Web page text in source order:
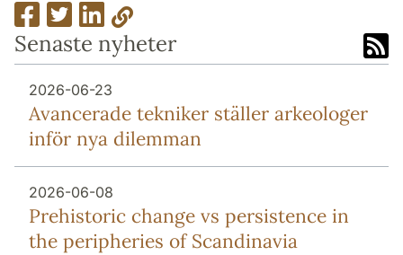
Senaste nyheter
2026-06-23
Avancerade tekniker ställer arkeologer
inför nya dilemman
2026-06-08
Prehistoric change vs persistence in
the peripheries of Scandinavia